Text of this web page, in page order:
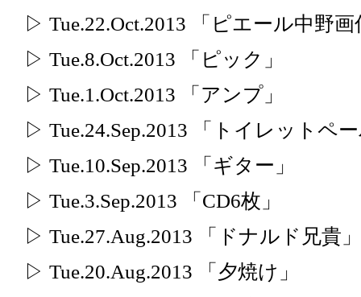
▷ Tue.22.Oct.2013 「ピエール中野
▷ Tue.8.Oct.2013 「ピック」
▷ Tue.1.Oct.2013 「アンプ」
▷ Tue.24.Sep.2013 「トイレットペ
▷ Tue.10.Sep.2013 「ギター」
▷ Tue.3.Sep.2013 「CD6枚」
▷ Tue.27.Aug.2013 「ドナルド兄貴」
▷ Tue.20.Aug.2013 「夕焼け」